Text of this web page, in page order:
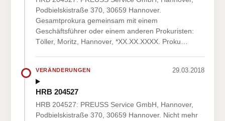
Podbielskistraße 370, 30659 Hannover.
Gesamtprokura gemeinsam mit einem
Geschäftsführer oder einem anderen Prokuristen:
Töller, Moritz, Hannover, *XX.XX.XXXX. Proku…
VERÄNDERUNGEN 29.03.2018
HRB 204527
HRB 204527: PREUSS Service GmbH, Hannover,
Podbielskistraße 370, 30659 Hannover. Nicht mehr